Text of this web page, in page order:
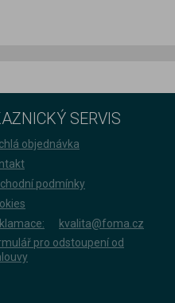
SERVIS
objednávka
podmínky
kvalita@foma.cz
pro odstoupení od